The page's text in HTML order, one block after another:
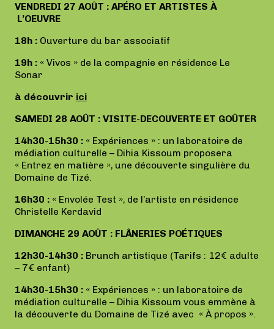
VENDREDI 27 AOÛT : APÉRO ET ARTISTES À
L’OEUVRE
18h : Ouverture du bar associatif
19h : « Vivos » de la compagnie en résidence Le
Sonar
à découvrir ici
SAMEDI 28 AOÛT : VISITE-DECOUVERTE ET GOÛTER
14h30-15h30 : « Expériences » : un laboratoire de
médiation culturelle – Dihia Kissoum proposera
« Entrez en matière », une découverte singulière du
Domaine de Tizé.
16h30 : « Envolée Test », de l’artiste en résidence
Christelle Kerdavid
DIMANCHE 29 AOÛT : FLÂNERIES POÉTIQUES
12h30-14h30 : Brunch artistique (Tarifs : 12€ adulte
– 7€ enfant)
14h30-15h30 : « Expériences » : un laboratoire de
médiation culturelle – Dihia Kissoum vous emmène à
la découverte du Domaine de Tizé avec « À propos ».